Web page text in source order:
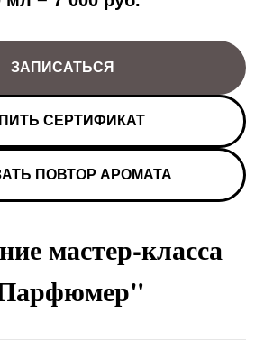
ЗАПИСАТЬСЯ
СЕРТИФИКАТ
ПОВТОР АРОМАТА
мастер-класса